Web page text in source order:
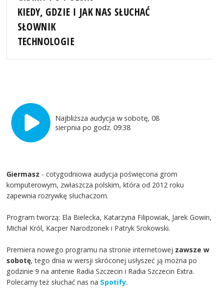
KIEDY, GDZIE I JAK NAS SŁUCHAĆ
SŁOWNIK
TECHNOLOGIE
Najbliższa audycja w sobotę, 08
sierpnia po godz. 09:38
Giermasz - cotygodniowa audycja poświęcona grom
komputerowym, zwłaszcza polskim, która od 2012 roku
zapewnia rozrywkę słuchaczom.
Program tworzą: Ela Bielecka, Katarzyna Filipowiak, Jarek Gowin,
Michał Król, Kacper Narodzonek i Patryk Srokowski.
Premiera nowego programu na stronie internetowej zawsze w
sobotę, tego dnia w wersji skróconej usłyszeć ją można po
godzinie 9 na antenie Radia Szczecin i Radia Szczecin Extra.
Polecamy też słuchać nas na Spotify.